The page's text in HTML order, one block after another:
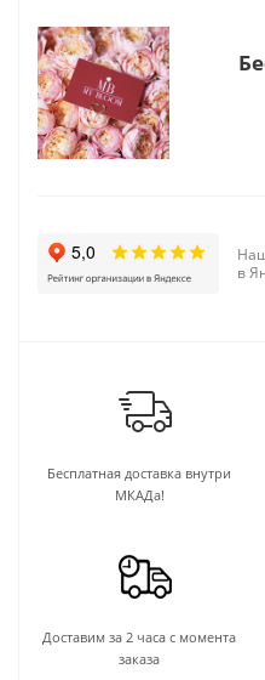
в
Бесплатная доставка внутри
МКАДа!
Доставим за 2 часа с момента
заказа